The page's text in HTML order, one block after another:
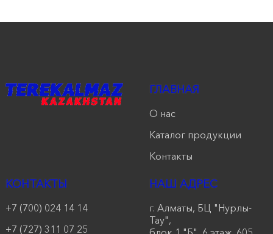
ГЛАВНАЯ
О нас
Каталог продукции
Контакты
КОНТАКТЫ
+7 (700) 024 14 14
+7 (727) 311 07 25
НАШ АДРЕС
г. Алматы, БЦ "Нурлы-
Тау",